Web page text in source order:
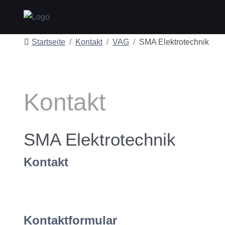
Startseite Kontakt VAG SMA Elektrotechnik
Kontakt
SMA Elektrotechnik
Kontakt
Kontaktformular